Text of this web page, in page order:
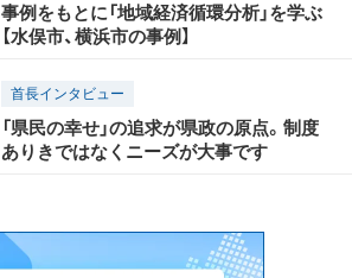
事例をもとに「地域経済循環分析」を学ぶ
【水俣市、横浜市の事例】
首長インタビュー
「県民の幸せ」の追求が県政の原点。制度
ありきではなくニーズが大事です